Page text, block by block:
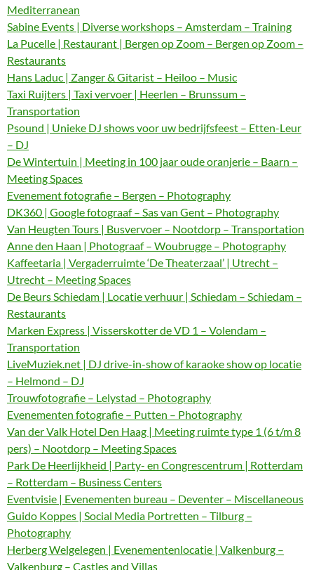
Mediterranean
Sabine Events | Diverse workshops – Amsterdam – Training
La Pucelle | Restaurant | Bergen op Zoom – Bergen op Zoom –
Restaurants
Hans Laduc | Zanger & Gitarist – Heiloo – Music
Taxi Ruijters | Taxi vervoer | Heerlen – Brunssum –
Transportation
Psound | Unieke DJ shows voor uw bedrijfsfeest – Etten-Leur
– DJ
De Wintertuin | Meeting in 100 jaar oude oranjerie – Baarn –
Meeting Spaces
Evenement fotografie – Bergen – Photography
DK360 | Google fotograaf – Sas van Gent – Photography
Van Heugten Tours | Busvervoer – Nootdorp – Transportation
Anne den Haan | Photograaf – Woubrugge – Photography
Kaffeetaria | Vergaderruimte ‘De Theaterzaal’ | Utrecht –
Utrecht – Meeting Spaces
De Beurs Schiedam | Locatie verhuur | Schiedam – Schiedam –
Restaurants
Marken Express | Visserskotter de VD 1 – Volendam –
Transportation
LiveMuziek.net | DJ drive-in-show of karaoke show op locatie
– Helmond – DJ
Trouwfotografie – Lelystad – Photography
Evenementen fotografie – Putten – Photography
Van der Valk Hotel Den Haag | Meeting ruimte type 1 (6 t/m 8
pers) – Nootdorp – Meeting Spaces
Park De Heerlijkheid | Party- en Congrescentrum | Rotterdam
– Rotterdam – Business Centers
Eventvisie | Evenementen bureau – Deventer – Miscellaneous
Guido Koppes | Social Media Portretten – Tilburg –
Photography
Herberg Welgelegen | Evenementenlocatie | Valkenburg –
Valkenburg – Castles and Villas